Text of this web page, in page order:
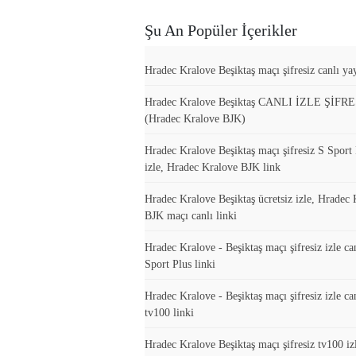
Şu An Popüler İçerikler
Hradec Kralove Beşiktaş maçı şifresiz canlı
Hradec Kralove Beşiktaş CANLI İZLE
(Hradec Kralove BJK)
Hradec Kralove Beşiktaş maçı şifresiz S Sport
izle, Hradec Kralove BJK link
Hradec Kralove Beşiktaş ücretsiz izle, Hradec
BJK maçı canlı linki
Hradec Kralove - Beşiktaş maçı şifresiz izle
Sport Plus linki
Hradec Kralove - Beşiktaş maçı şifresiz izle
tv100 linki
Hradec Kralove Beşiktaş maçı şifresiz tv100